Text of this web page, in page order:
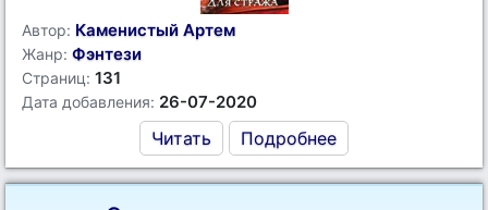
Автор: Каменистый Артем
Жанр: Фэнтези
Страниц: 131
Дата добавления: 26-07-2020
Читать Подробнее